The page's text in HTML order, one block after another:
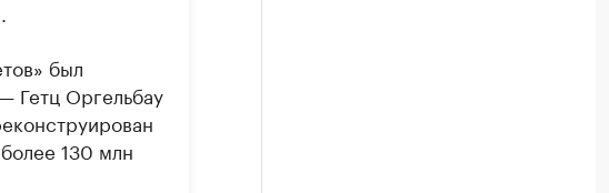
был
Гетц Оргельбау
130 млн